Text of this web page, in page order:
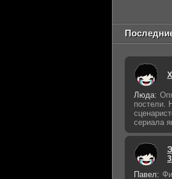
Люда:
постели.
сериала
Павел: